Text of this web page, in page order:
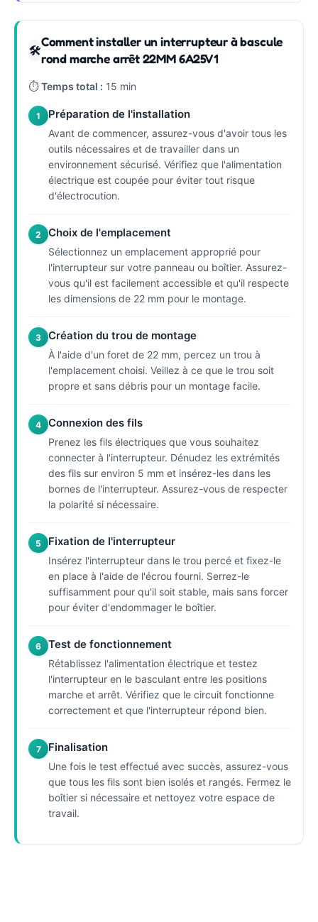
🛠
Comment installer un interrupteur à bascule
rond marche arrêt 22MM 6A25V1
⏱Temps total : 15 min
1 Préparation de l'installation
Avant de commencer, assurez-vous d'avoir tous les
outils nécessaires et de travailler dans un
environnement sécurisé. Vérifiez que l'alimentation
électrique est coupée pour éviter tout risque
d'électrocution.
2 Choix de l'emplacement
Sélectionnez un emplacement approprié pour
l'interrupteur sur votre panneau ou boîtier. Assurez-
vous qu'il est facilement accessible et qu'il respecte
les dimensions de 22 mm pour le montage.
3 Création du trou de montage
À l'aide d'un foret de 22 mm, percez un trou à
l'emplacement choisi. Veillez à ce que le trou soit
propre et sans débris pour un montage facile.
4 Connexion des fils
Prenez les fils électriques que vous souhaitez
connecter à l'interrupteur. Dénudez les extrémités
des fils sur environ 5 mm et insérez-les dans les
bornes de l'interrupteur. Assurez-vous de respecter
la polarité si nécessaire.
5 Fixation de l'interrupteur
Insérez l'interrupteur dans le trou percé et fixez-le
en place à l'aide de l'écrou fourni. Serrez-le
suffisamment pour qu'il soit stable, mais sans forcer
pour éviter d'endommager le boîtier.
6 Test de fonctionnement
Rétablissez l'alimentation électrique et testez
l'interrupteur en le basculant entre les positions
marche et arrêt. Vérifiez que le circuit fonctionne
correctement et que l'interrupteur répond bien.
7 Finalisation
Une fois le test effectué avec succès, assurez-vous
que tous les fils sont bien isolés et rangés. Fermez le
boîtier si nécessaire et nettoyez votre espace de
travail.